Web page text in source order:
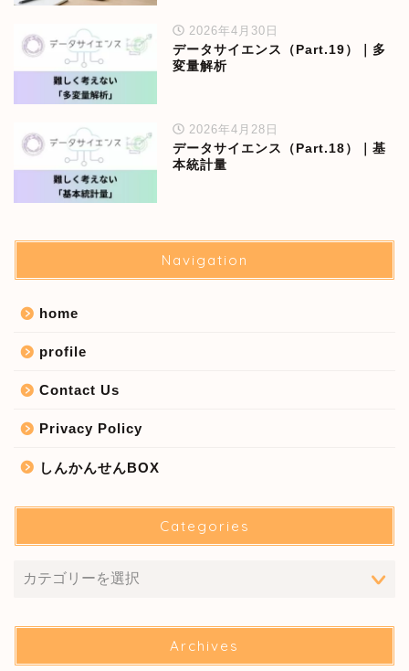
2026年4月30日
データサイエンス（Part.19）｜多
変量解析
2026年4月28日
データサイエンス（Part.18）｜基
本統計量
Navigation
home
profile
Contact Us
Privacy Policy
しんかんせんBOX
Categories
Archives